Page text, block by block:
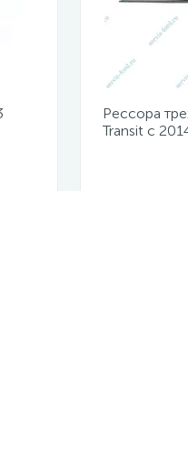
Рессора
Transit с